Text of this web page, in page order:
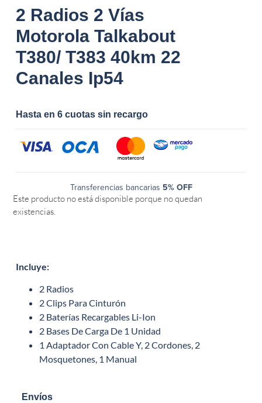
2 Radios 2 Vías
Motorola Talkabout
T380/ T383 40km 22
Canales Ip54
Hasta en 6 cuotas sin recargo
Transferencias bancarias 5% OFF
Este producto no está disponible porque no quedan
existencias.
Incluye:
2 Radios
2 Clips Para Cinturón
2 Baterías Recargables Li-Ion
2 Bases De Carga De 1 Unidad
1 Adaptador Con Cable Y, 2 Cordones, 2
Mosquetones, 1 Manual
Envíos